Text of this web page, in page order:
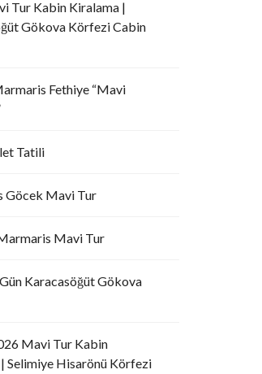
Tur Kabin Kiralama |
Gökova Körfezi Cabin
Fethiye “Mavi
Tatili
Göcek Mavi Tur
Mavi Tur
Karacasöğüt Gökova
Mavi Tur Kabin
Selimiye Hisarönü Körfezi